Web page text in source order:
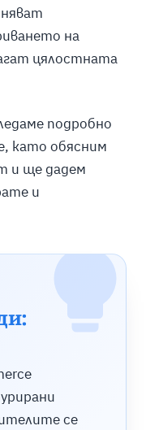
на
цялостната
подробно
като обясним
и ще дадем
и
се